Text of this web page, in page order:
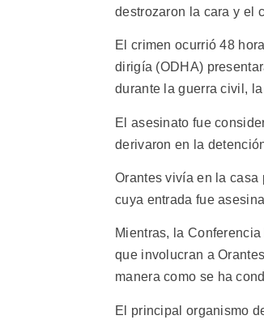
destrozaron la cara y el
El crimen ocurrió 48
dirigía (ODHA)
durante la guerra civil,
El asesinato fue
derivaron en la
Orantes vivía en la
cuya entrada fue
Mientras, la
que involucran a
manera como se ha
El principal organismo